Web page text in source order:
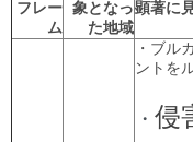
フレー
ム
象となっ
た地域
顕著に
・ブル
ントを
・ 侵